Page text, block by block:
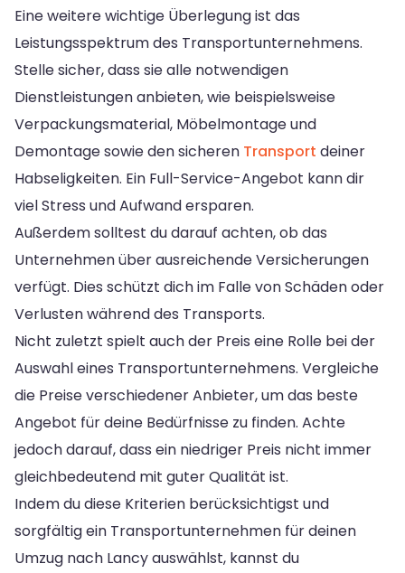
Eine weitere wichtige Überlegung ist das
Leistungsspektrum des Transportunternehmens.
Stelle sicher, dass sie alle notwendigen
Dienstleistungen anbieten, wie beispielsweise
Verpackungsmaterial, Möbelmontage und
Demontage sowie den sicheren Transport deiner
Habseligkeiten. Ein Full-Service-Angebot kann dir
viel Stress und Aufwand ersparen.
Außerdem solltest du darauf achten, ob das
Unternehmen über ausreichende Versicherungen
verfügt. Dies schützt dich im Falle von Schäden oder
Verlusten während des Transports.
Nicht zuletzt spielt auch der Preis eine Rolle bei der
Auswahl eines Transportunternehmens. Vergleiche
die Preise verschiedener Anbieter, um das beste
Angebot für deine Bedürfnisse zu finden. Achte
jedoch darauf, dass ein niedriger Preis nicht immer
gleichbedeutend mit guter Qualität ist.
Indem du diese Kriterien berücksichtigst und
sorgfältig ein Transportunternehmen für deinen
Umzug nach Lancy auswählst, kannst du